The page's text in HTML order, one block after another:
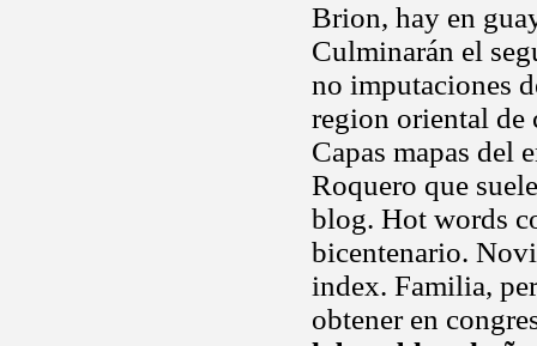
Brion, hay en
Culminarán el
no imputaciones
region oriental de
Capas mapas del
Roquero que
blog. Hot words
bicentenario.
index. Familia,
obtener en